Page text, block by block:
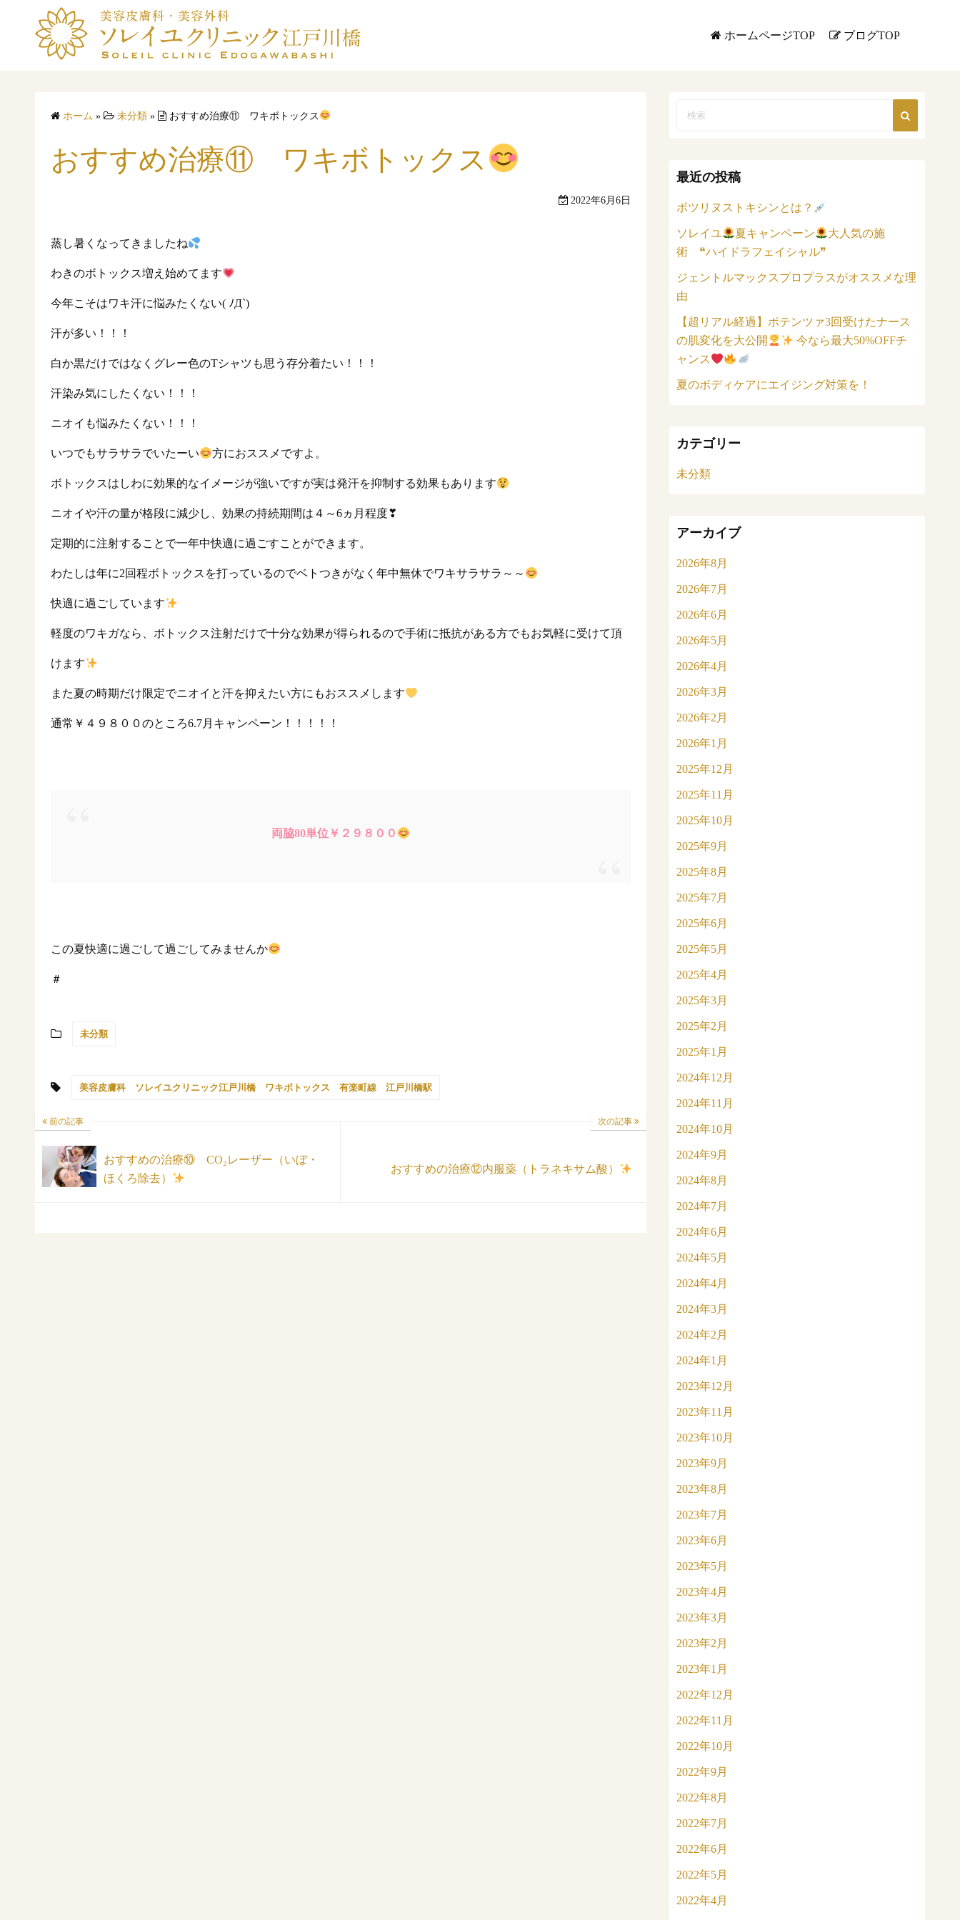
ホームページTOP ブログTOP
ホーム » 未分類 » おすすめ治療⑪ ワキボトックス
おすすめ治療⑪ ワキボトックス
2022年6月6日
蒸し暑くなってきましたね
わきのボトックス増え始めてます
今年こそはワキ汗に悩みたくない( ﾉД`)
汗が多い！！！
白か黒だけではなくグレー色のTシャツも思う存分着たい！！！
汗染み気にしたくない！！！
ニオイも悩みたくない！！！
いつでもサラサラでいたーい 方におススメですよ。
ボトックスはしわに効果的なイメージが強いですが実は発汗を抑制する効果もあります
ニオイや汗の量が格段に減少し、効果の持続期間は４～6ヵ月程度❣
定期的に注射することで一年中快適に過ごすことができます。
わたしは年に2回程ボトックスを打っているのでベトつきがなく年中無休でワキサラサラ～～
快適に過ごしています
軽度のワキガなら、ボトックス注射だけで十分な効果が得られるので手術に抵抗がある方でもお気軽に受けて頂
けます
また夏の時期だけ限定でニオイと汗を抑えたい方にもおススメします
通常￥４９８００のところ6.7月キャンペーン！！！！！
両脇80単位￥２９８００
この夏快適に過ごして過ごしてみませんか
＃
未分類
美容皮膚科 ソレイユクリニック江戸川橋 ワキボトックス 有楽町線 江戸川橋駅
前の記事
おすすめの治療⑩ CO₂レーザー（いぼ・
ほくろ除去）
次の記事
おすすめの治療⑫内服薬（トラネキサム酸）
最近の投稿
ボツリヌストキシンとは？
ソレイユ 夏キャンペーン
大人気の施
術 ❝ハイドラフェイシャル❞
ジェントルマックスプロプラスがオススメな理
由
【超リアル経過】ポテンツァ3回受けたナース
の肌変化を大公開
今なら最大50%OFFチ
ャンス
夏のボディケアにエイジング対策を！
カテゴリー
未分類
アーカイブ
2026年8月
2026年7月
2026年6月
2026年5月
2026年4月
2026年3月
2026年2月
2026年1月
2025年12月
2025年11月
2025年10月
2025年9月
2025年8月
2025年7月
2025年6月
2025年5月
2025年4月
2025年3月
2025年2月
2025年1月
2024年12月
2024年11月
2024年10月
2024年9月
2024年8月
2024年7月
2024年6月
2024年5月
2024年4月
2024年3月
2024年2月
2024年1月
2023年12月
2023年11月
2023年10月
2023年9月
2023年8月
2023年7月
2023年6月
2023年5月
2023年4月
2023年3月
2023年2月
2023年1月
2022年12月
2022年11月
2022年10月
2022年9月
2022年8月
2022年7月
2022年6月
2022年5月
2022年4月